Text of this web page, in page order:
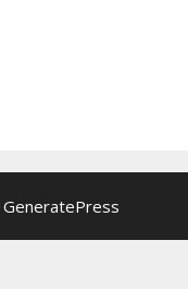
GeneratePress